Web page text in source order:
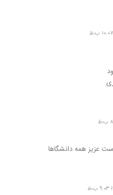
عزیز همه دانشگاها